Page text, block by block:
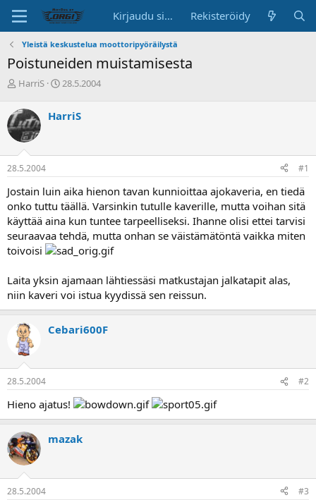
Kirjaudu sisään Rekisteröidy
Yleistä keskustelua moottoripyöräilystä
Poistuneiden muistamisesta
K
s
k
u
s
t
e
u
n
a
l
o
t
a
j
a
HarriS
A
i
s
v
ä
28.5.2004
HarriS
28.5.2004 #1
Jostain luin aika hienon tavan kunnioittaa ajokaveria, en tiedä
onko tuttu täällä. Varsinkin tutulle kaverille, mutta voihan sitä
käyttää aina kun tuntee tarpeelliseksi. Ihanne olisi ettei tarvisi
seuraavaa tehdä, mutta onhan se väistämätöntä vaikka miten
toivoisi
Laita yksin ajamaan lähtiessäsi matkustajan jalkatapit alas,
niin kaveri voi istua kyydissä sen reissun.
Cebari600F
28.5.2004 #2
Hieno ajatus!
mazak
28.5.2004 #3